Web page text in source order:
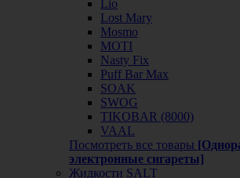
Lio
Lost Mary
Mosmo
MOTI
Nasty Fix
Puff Bar Max
SOAK
SWOG
TIKOBAR (8000)
VAAL
Посмотреть все товары
электронные сигареты]
Жидкости SALT